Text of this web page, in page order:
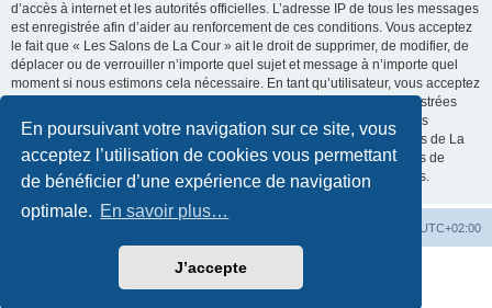
En poursuivant votre navigation sur ce site, vous
acceptez l’utilisation de cookies vous permettant
de bénéficier d’une expérience de navigation
optimale. En savoir plus…
J’accepte
d’accès à internet et les autorités officielles. L’adresse IP de tous les messages
est enregistrée afin d’aider au renforcement de ces conditions. Vous acceptez
le fait que « Les Salons de La Cour » ait le droit de supprimer, de modifier, de
déplacer ou de verrouiller n’importe quel sujet et message à n’importe quel
moment si nous estimons cela nécessaire. En tant qu’utilisateur, vous acceptez
que toutes les informations que vous avez renseignées soient enregistrées
dans notre base de données. Bien que ces informations ne seront pas
diffusées à une tierce partie sans votre consentement, ni « Les Salons de La
Cour », ni phpBB, ne pourront être tenus comme responsables en cas de
tentative de piratage informatique visant à compromettre vos données.
UTC+02:00
phpBB® Forum Software © phpBB Limited
©